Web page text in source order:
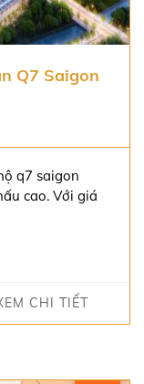
Q7 Saigon
q7 saigon
cao. Với giá
CHI TIẾT